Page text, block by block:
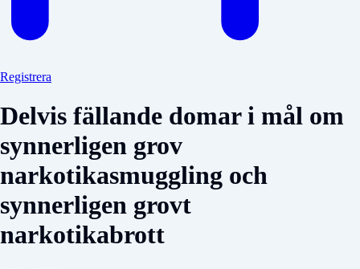
Registrera
Delvis fällande domar i mål om
synnerligen grov
narkotikasmuggling och
synnerligen grovt
narkotikabrott